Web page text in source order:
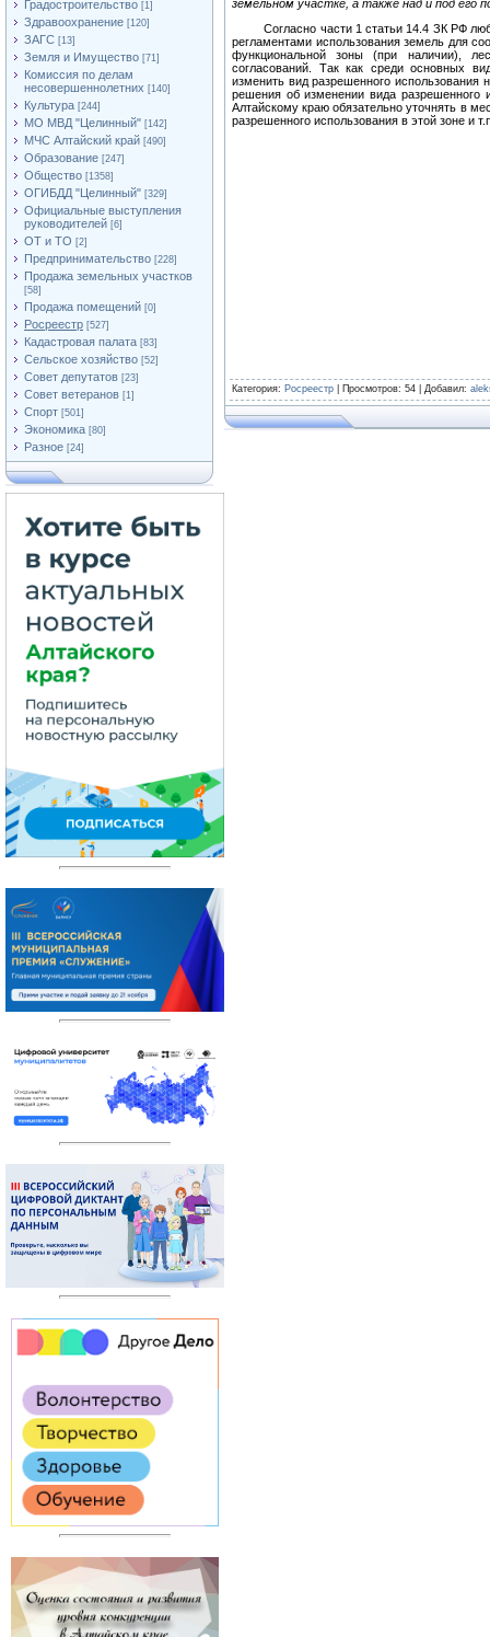
Градостроительство [1]
Здравоохранение [120]
ЗАГС [13]
Земля и Имущество [71]
Комиссия по делам
несовершеннолетних [140]
Культура [244]
МО МВД "Целинный" [142]
МЧС Алтайский край [490]
Образование [247]
Общество [1358]
ОГИБДД "Целинный" [329]
Официальные выступления
руководителей [6]
ОТ и ТО [2]
Предпринимательство [228]
Продажа земельных участков
[58]
Продажа помещений [0]
Росреестр [527]
Кадастровая палата [83]
Сельское хозяйство [52]
Совет депутатов [23]
Совет ветеранов [1]
Спорт [501]
Экономика [80]
Разное [24]
земельном участке, а также над и под его
Согласно части 1 статьи 14.4 ЗК РФ
регламентами использования земель для
функциональной зоны (при наличии),
согласований. Так как среди основных
изменить вид разрешенного
решения об изменении вида разрешенного
Алтайскому краю обязательно уточнять в
разрешенного использования в этой зоне и
Категория: Росреестр Просмотров: 54 | Добавил: